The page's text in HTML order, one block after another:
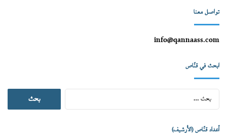
تواصل معنا
info@qannaass.com
ابحث في قنّاص
البحث
عن:
أعداد قنّاص (الأرشيف)